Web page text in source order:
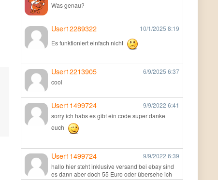
Was genau?
User12289322 10/1/2025 8:19
Es funktioniert einfach nicht
User12213905 6/9/2025 6:37
cool
User11499724 9/9/2022 6:41
sorry ich habs es gibt ein code super danke
euch
User11499724 9/9/2022 6:39
hallo hier steht inklusive versand bei ebay sind
es dann aber doch 55 Euro oder übersehe ich